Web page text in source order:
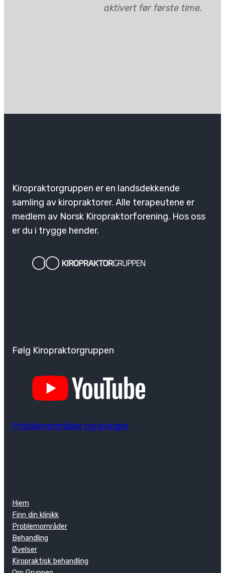
aktivert før første time.
Kiropraktorgruppen er en landsdekkende
samling av kiropraktorer. Alle terapeutene er
medlem av Norsk Kiropraktorforening. Hos oss
er du i trygge hender.
Følg Kiropraktorgruppen
Problemområder og øvinger
Hjem
Finn din klinikk
Problemområder
Behandling
Øvelser
Kiropraktisk behandling